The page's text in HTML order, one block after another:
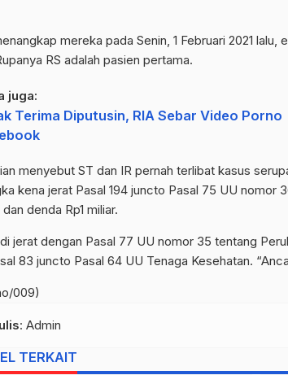
mereka pada Senin, 1 Februari 2021
RS adalah pasien pertama.
juga:
Terima Diputusin, RIA Sebar Video
menyebut ST dan IR pernah terlibat kasus
kena jerat Pasal 194 juncto Pasal 75 UU nomor
denda Rp1 miliar.
jerat dengan Pasal 77 UU nomor 35 tentang
83 juncto Pasal 64 UU Tenaga Kesehatan.
009)
: Admin
TERKAIT